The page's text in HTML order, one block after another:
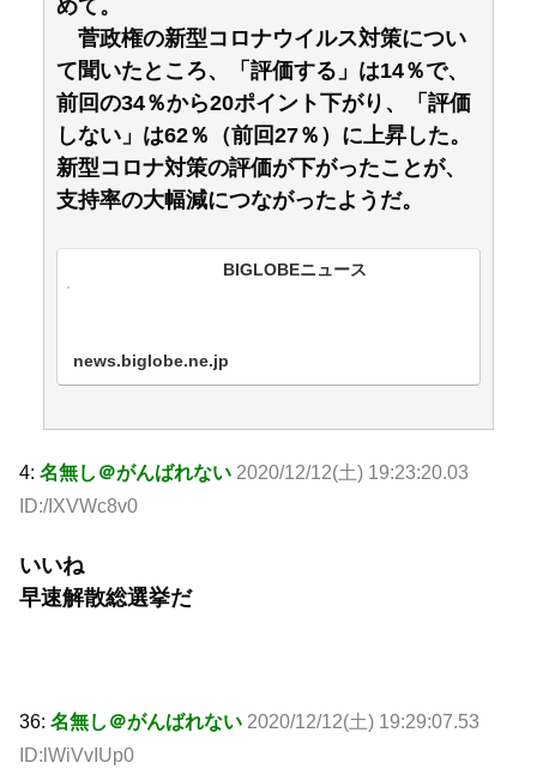
めて。
菅政権の新型コロナウイルス対策につい
て聞いたところ、「評価する」は14％で、
前回の34％から20ポイント下がり、「評価
しない」は62％（前回27％）に上昇した。
新型コロナ対策の評価が下がったことが、
支持率の大幅減につながったようだ。
BIGLOBEニュース
news.biglobe.ne.jp
4: 名無し＠がんばれない 2020/12/12(土) 19:23:20.03
ID:/IXVWc8v0
いいね
早速解散総選挙だ
36: 名無し＠がんばれない 2020/12/12(土) 19:29:07.53
ID:lWiVvIUp0